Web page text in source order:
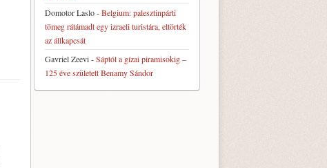
Domotor Laslo-Belgium: palesztinpárti
tömeg rátámadt egy izraeli turistára, eltörték
az állkapcsát
Gavriel Zeevi-Sáptól a gízai piramisokig –
125 éve született Benamy Sándor